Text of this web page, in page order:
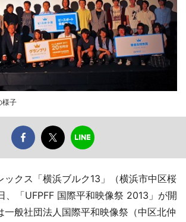
様子
クス「横浜ブルク13」（横浜市中区桜
、「UFPFF 国際平和映像祭 2013」が開
一般社団法人国際平和映像祭（中区北仲